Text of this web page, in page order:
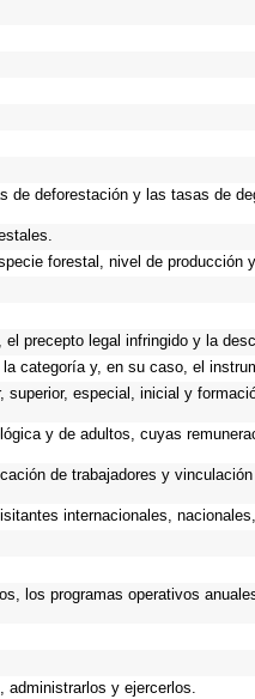
deforestación y las tasas de
forestal, nivel de producción
precepto legal infringido y la
categoría y, en su caso, el
especial, inicial y
y de adultos, cuyas
de trabajadores y
internacionales,
los programas operativos
administrarlos y ejercerlos.